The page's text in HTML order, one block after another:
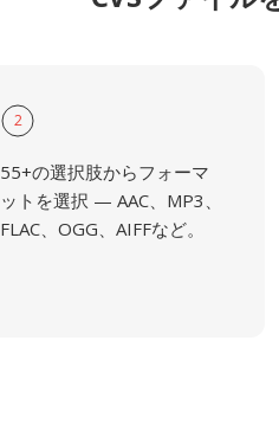
2
55+の選択肢からフォーマ
ットを選択 — AAC、MP3、
FLAC、OGG、AIFFなど。